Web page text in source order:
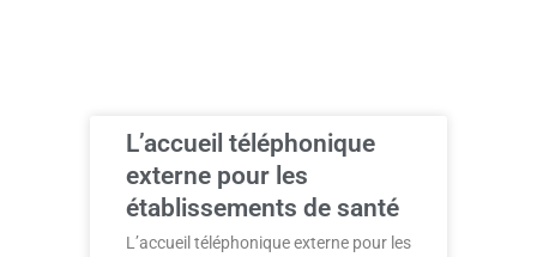
L’accueil téléphonique
externe pour les
établissements de santé
L’accueil téléphonique externe pour les